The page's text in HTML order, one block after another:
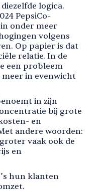
logica.
PepsiCo-
onder meer
volgens
Op papier is dat
relatie. In de
een probleem
in evenwicht
in zijn
bij grote
en
andere woorden:
vaak ook de
en
hun klanten